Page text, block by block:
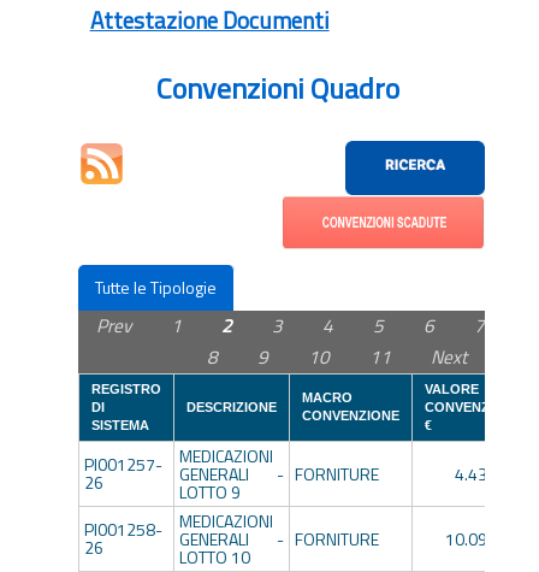
Attestazione Documenti
Convenzioni Quadro
Tutte le Tipologie
Prev 1 2 3 4 5 6
7
8
9 10 11 Next
REGISTRO
DI
SISTEMA
DESCRIZIONE
MACRO
CONVENZIONE
VALORE
CONVENZIONE
€
PI001257-
26
MEDICAZIONI
GENERALI -
LOTTO 9
FORNITURE 4.430,68€
PI001258-
26
MEDICAZIONI
GENERALI -
LOTTO 10
FORNITURE 10.097,47€